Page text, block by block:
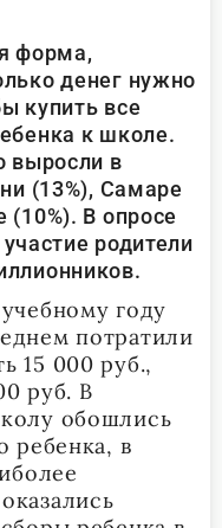
форма,
денег нужно
купить все
к школе.
выросли в
(13%), Самаре
В опросе
родители
году
потратили
15 000 руб.,
руб. В
обошлись
ребенка, в